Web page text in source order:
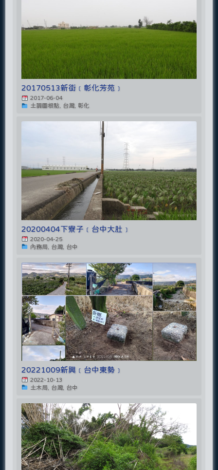
20170513新街﹝彰化芳苑﹞
2017-06-04
土調圖根點, 台灣, 彰化
20200404下寮子﹝台中大肚﹞
2020-04-25
內務局, 台灣, 台中
20221009新興﹝台中東勢﹞
2022-10-13
土木局, 台灣, 台中